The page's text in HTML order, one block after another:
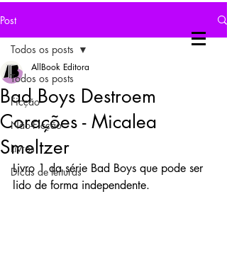
Post
Todos os posts
Ficção
Não-Ficção
Livros
Dicas de leituras
Todos os posts
Bad Boys Destroem
Corações - Micalea
Smeltzer
AllBook Editora
Livro 1 da série Bad Boys que pode ser
lido de forma independente.